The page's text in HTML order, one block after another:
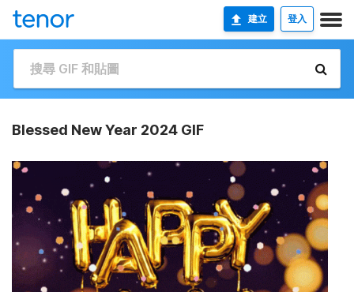
建立 登入
Blessed New Year 2024 GIF